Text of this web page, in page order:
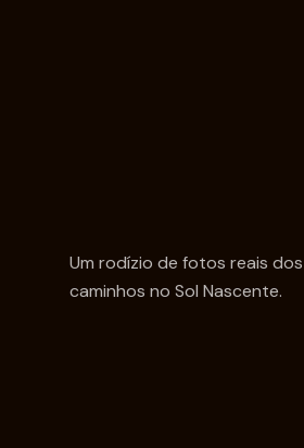
Um rodízio de fotos reais
caminhos no Sol Nascente.